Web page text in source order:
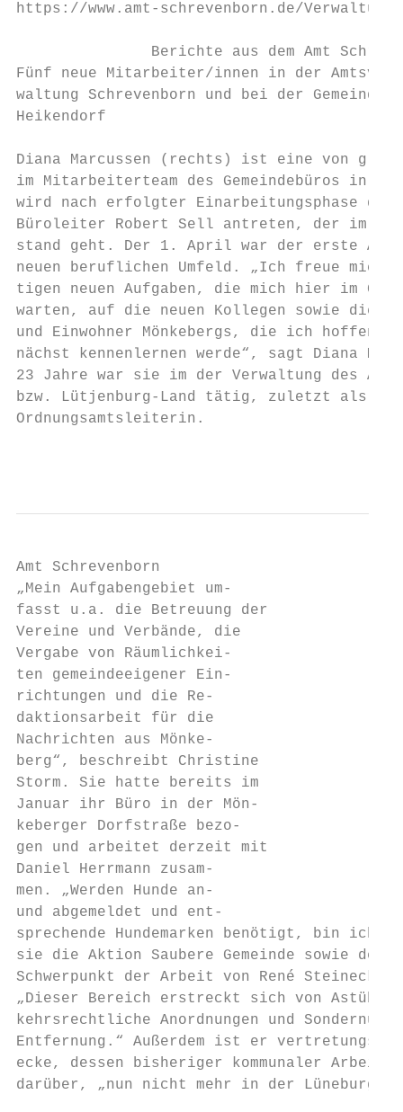
https://www.amt-schrevenborn.de/
Berichte aus dem Amt
Fünf neue Mitarbeiter/innen in der Amtsver-
waltung Schrevenborn und bei der Gemeinde
Heikendorf
Diana Marcussen (rechts) ist eine von
im Mitarbeiterteam des Gemeindebüros in
wird nach erfolgter Einarbeitungsphase die
Büroleiter Robert Sell antreten, der im
stand geht. Der 1. April war der erste
neuen beruflichen Umfeld. „Ich freue
tigen neuen Aufgaben, die mich hier im
warten, auf die neuen Kollegen sowie die
und Einwohner Mönkebergs, die ich
nächst kennenlernen werde“, sagt Diana
23 Jahre war sie im der Verwaltung des
bzw. Lütjenburg-Land tätig, zuletzt als
Ordnungsamtsleiterin.
Amt Schrevenborn
„Mein Aufgabengebiet um-
fasst u.a. die Betreuung der
Vereine und Verbände, die
Vergabe von Räumlichkei-
ten gemeindeeigener Ein-
richtungen und die Re-
daktionsarbeit für die
Nachrichten aus Mönke-
berg“, beschreibt Christine
Storm. Sie hatte bereits im
Januar ihr Büro in der Mön-
keberger Dorfstraße bezo-
gen und arbeitet derzeit mit
Daniel Herrmann zusam-
men. „Werden Hunde an-
und abgemeldet und ent-
sprechende Hundemarken benötigt, bin ich
sie die Aktion Saubere Gemeinde sowie den
Schwerpunkt der Arbeit von René Steinecke
„Dieser Bereich erstreckt sich von
kehrsrechtliche Anordnungen und
Entfernung.“ Außerdem ist er
ecke, dessen bisheriger kommunaler
darüber, „nun nicht mehr in der Lüneburger